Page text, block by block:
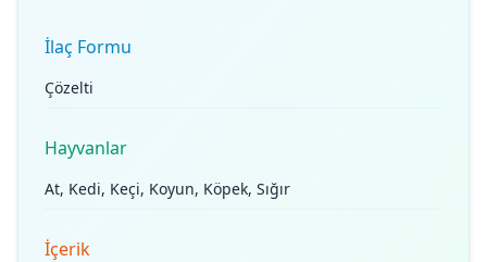
İlaç Formu
Çözelti
Hayvanlar
At, Kedi, Keçi, Koyun, Köpek, Sığır
İçerik